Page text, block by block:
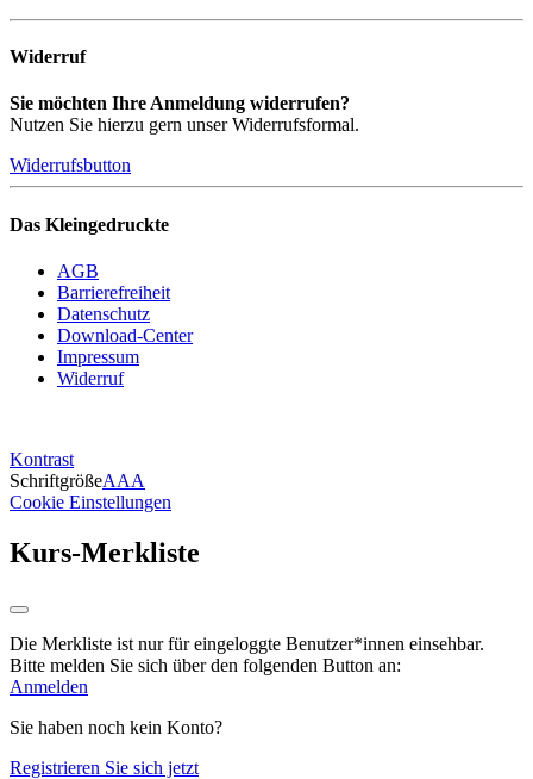
Widerruf
Sie möchten Ihre Anmeldung widerrufen?
Nutzen Sie hierzu gern unser Widerrufsformal.
Widerrufsbutton
Das Kleingedruckte
AGB
Barrierefreiheit
Datenschutz
Download-Center
Impressum
Widerruf
Kontrast
SchriftgrößeAAA
Cookie Einstellungen
Kurs-Merkliste
Die Merkliste ist nur für eingeloggte Benutzer*innen einsehbar.
Bitte melden Sie sich über den folgenden Button an:
Anmelden
Sie haben noch kein Konto?
Registrieren Sie sich jetzt